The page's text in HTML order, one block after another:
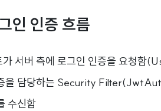
인 인증 흐름
가 서버 측에 로그인 인증을 요청함
을 담당하는 Security
수신함